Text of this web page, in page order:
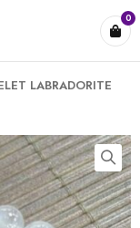
0
LABRADORITE